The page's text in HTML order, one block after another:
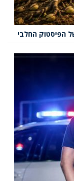
הפיסטוק החלבי